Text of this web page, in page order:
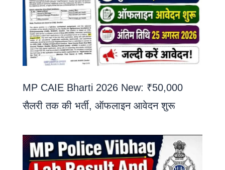
MP CAIE Bharti 2026 New: ₹50,000
सैलरी तक की भर्ती, ऑफलाइन आवेदन शुरू